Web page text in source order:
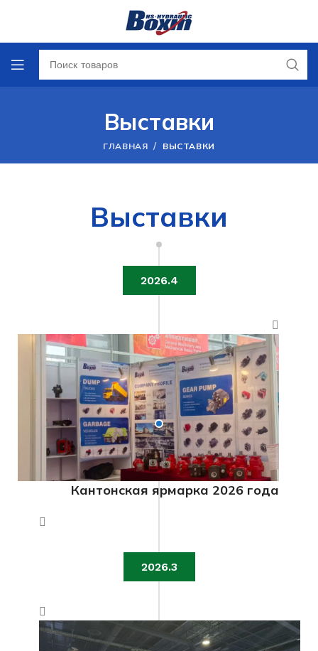
Выставки
ГЛАВНАЯ / ВЫСТАВКИ
Выставки
2026.4
Кантонская ярмарка 2026 года
2026.3